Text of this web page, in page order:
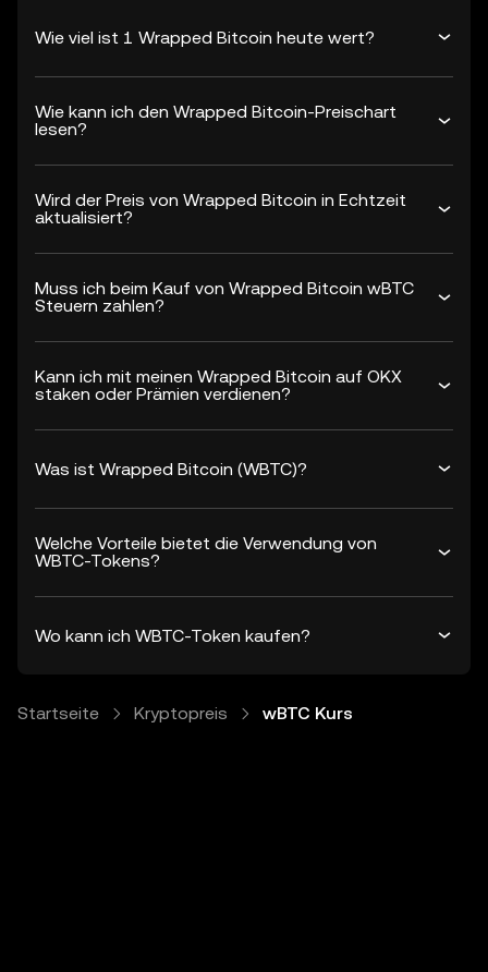
Wie viel ist 1 Wrapped Bitcoin heute wert?
Wie kann ich den Wrapped Bitcoin-Preischart
lesen?
Wird der Preis von Wrapped Bitcoin in Echtzeit
aktualisiert?
Muss ich beim Kauf von Wrapped Bitcoin wBTC
Steuern zahlen?
Kann ich mit meinen Wrapped Bitcoin auf OKX
staken oder Prämien verdienen?
Was ist Wrapped Bitcoin (WBTC)?
Welche Vorteile bietet die Verwendung von
WBTC-Tokens?
Wo kann ich WBTC-Token kaufen?
Startseite Kryptopreis wBTC Kurs